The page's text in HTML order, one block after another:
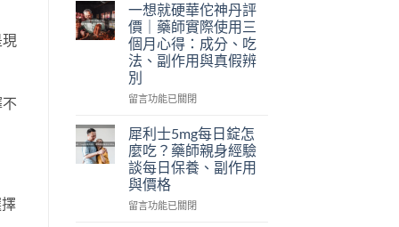
實
測
韓
國
奇
力
價：
哪
裡
買、
副
久
液
評
價
｜
藥
實
測
日
本
丸
榮
一想就硬華佗神丹評
價｜藥師實際使用三
個月心得：成分、吃
法、副作用與真假辨
別
在
想
就
硬
華
佗
神
留言功能已關閉
犀利士5mg每日錠怎
麼吃？藥師親身經驗
談每日保養、副作用
與價格
在
留言功能已關閉